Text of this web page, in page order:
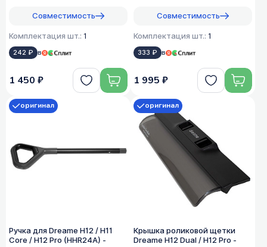
Совместимость
Комплектация шт.: 1
242 ₽ в
1 450 ₽
Совместимость
Комплектация шт.: 1
333 ₽ в
1 995 ₽
Ручка для Dreame H12 / H11
Core / H12 Pro (HHR24A) -
оригинал
Крышка роликовой щетки
Dreame H12 Dual / H12 Pro -
оригинал